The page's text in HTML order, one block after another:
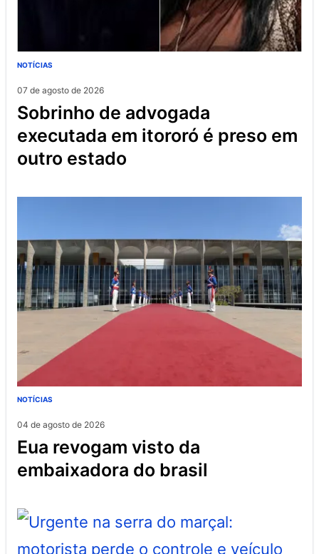
NOTÍCIAS
07 de agosto de 2026
sobrinho de advogada
executada em itororó é preso em
outro estado
NOTÍCIAS
04 de agosto de 2026
eua revogam visto da
embaixadora do brasil